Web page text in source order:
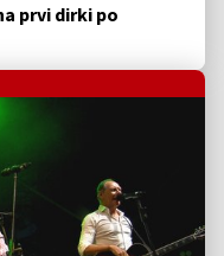
prvi dirki po